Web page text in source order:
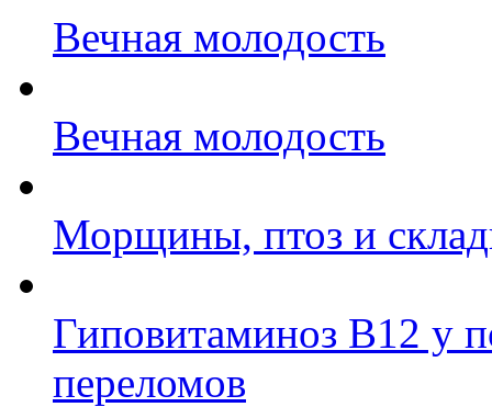
Вечная молодость
Вечная молодость
Морщины, птоз и
Гиповитаминоз В12 у
переломов